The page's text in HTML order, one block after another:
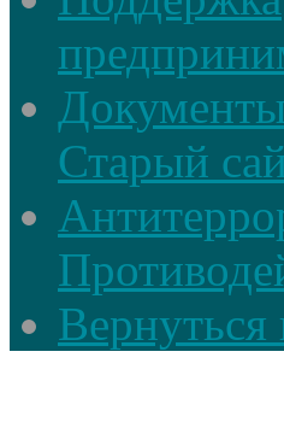
Старый
Вернуться